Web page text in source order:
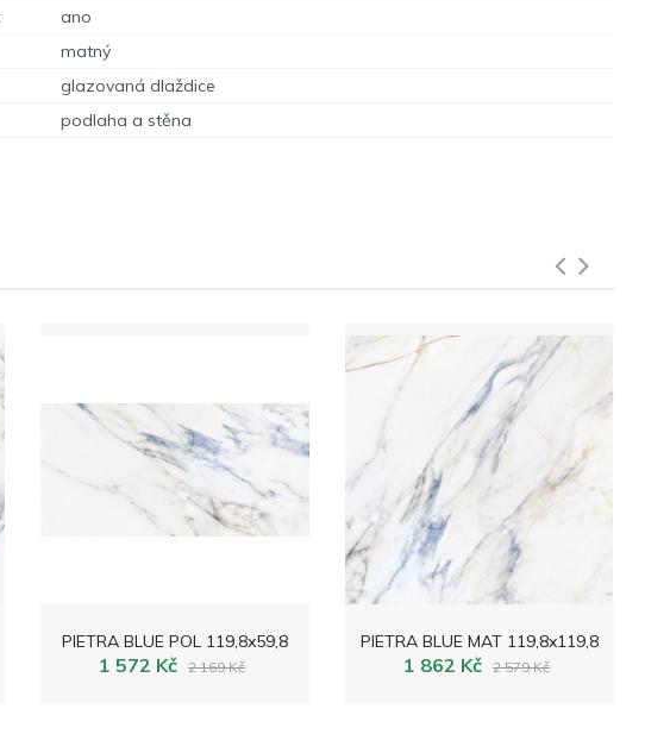
ano
matný
glazovaná dlaždice
podlaha a stěna
PIETRA BLUE POL 119,8x59,8
1 572 Kč 2 169 Kč
PIETRA BLUE MAT 119,8x119,8
1 862 Kč 2 579 Kč